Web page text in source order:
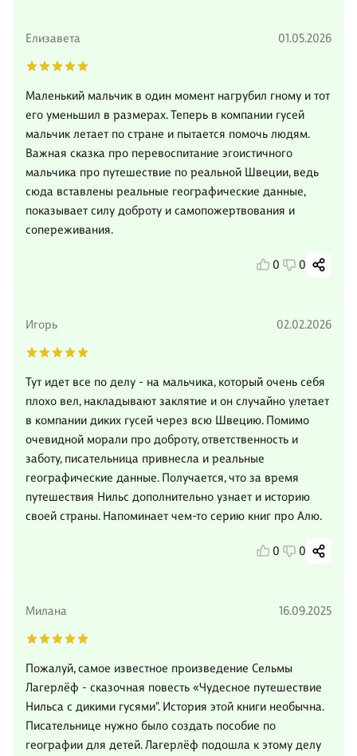
Елизавета 01.05.2026
Маленький мальчик в один момент нагрубил гному и тот
его уменьшил в размерах. Теперь в компании гусей
мальчик летает по стране и пытается помочь людям.
Важная сказка про перевоспитание эгоистичного
мальчика про путешествие по реальной Швеции, ведь
сюда вставлены реальные географические данные,
показывает силу доброту и самопожертвования и
сопереживания.
0 0
Игорь 02.02.2026
Тут идет все по делу - на мальчика, который очень себя
плохо вел, накладывают заклятие и он случайно улетает
в компании диких гусей через всю Швецию. Помимо
очевидной морали про доброту, ответственность и
заботу, писательница привнесла и реальные
географические данные. Получается, что за время
путешествия Нильс дополнительно узнает и историю
своей страны. Напоминает чем-то серию книг про Алю.
0 0
Милана 16.09.2025
Пожалуй, самое известное произведение Сельмы
Лагерлёф - сказочная повесть «Чудесное путешествие
Нильса с дикими гусями". История этой книги необычна.
Писательнице нужно было создать пособие по
географии для детей. Лагерлёф подошла к этому делу